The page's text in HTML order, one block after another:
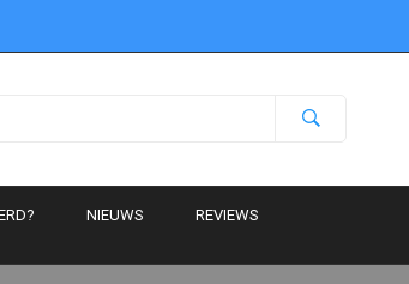
NIEUWS REVIEWS